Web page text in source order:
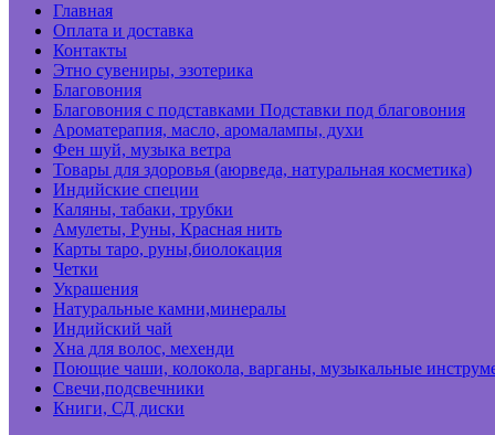
Главная
Оплата и доставка
Контакты
Этно сувениры, эзотерика
Благовония
Благовония с подставками Подставки под благовония
Ароматерапия, масло, аромалампы, духи
Фен шуй, музыка ветра
Товары для здоровья (аюрведа, натуральная косметика)
Индийские специи
Каляны, табаки, трубки
Амулеты, Руны, Красная нить
Карты таро, руны,биолокация
Четки
Украшения
Натуральные камни,минералы
Индийский чай
Хна для волос, мехенди
Поющие чаши, колокола, варганы, музыкальные
Свечи,подсвечники
Книги, СД диски